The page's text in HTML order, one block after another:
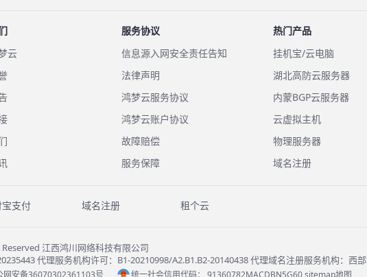
云
服务协议
信息源入网安全责任告知
法律声明
鸿梦云服务协议
鸿梦云账户协议
故障赔偿
服务保障
热门产品
挂机宝/云电脑
湖北高防云服务器
内蒙BGP云服务器
云虚拟主机
物理服务器
域名注册
宝支付 域名注册 租个云
江西鸿川网络科技有限公司
代理服务机构许可：B1-20210998/A2.B1.B2-20140438 代理域名注册服务机构：西